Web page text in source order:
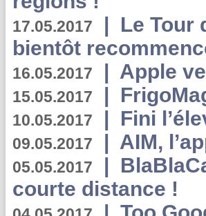
17.05.2017 | Le Tour
bientôt
16.05.2017 | Apple
15.05.2017 |
10.05.2017 | Fini
09.05.2017 | AIM,
05.05.2017 |
courte distance !